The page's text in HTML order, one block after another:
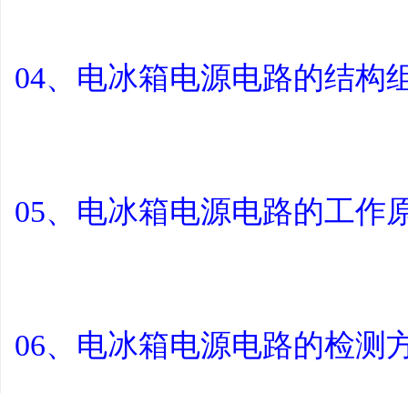
04、电冰箱电源电路的结构
05、电冰箱电源电路的工作
06、电冰箱电源电路的检测